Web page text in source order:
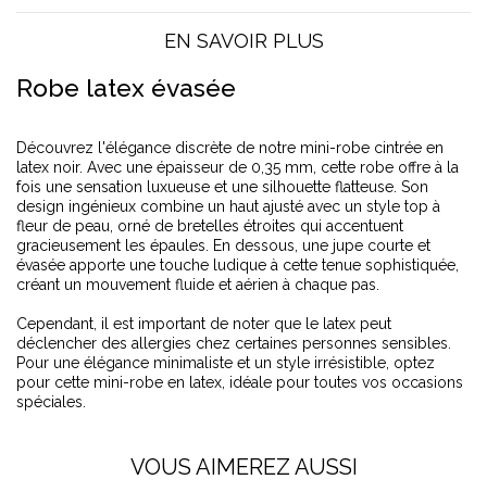
EN SAVOIR PLUS
Robe latex évasée
Découvrez l'élégance discrète de notre mini-robe cintrée en
latex noir. Avec une épaisseur de 0,35 mm, cette robe offre à la
fois une sensation luxueuse et une silhouette flatteuse. Son
design ingénieux combine un haut ajusté avec un style top à
fleur de peau, orné de bretelles étroites qui accentuent
gracieusement les épaules. En dessous, une jupe courte et
évasée apporte une touche ludique à cette tenue sophistiquée,
créant un mouvement fluide et aérien à chaque pas.
Cependant, il est important de noter que le latex peut
déclencher des allergies chez certaines personnes sensibles.
Pour une élégance minimaliste et un style irrésistible, optez
pour cette mini-robe en latex, idéale pour toutes vos occasions
spéciales.
VOUS AIMEREZ AUSSI